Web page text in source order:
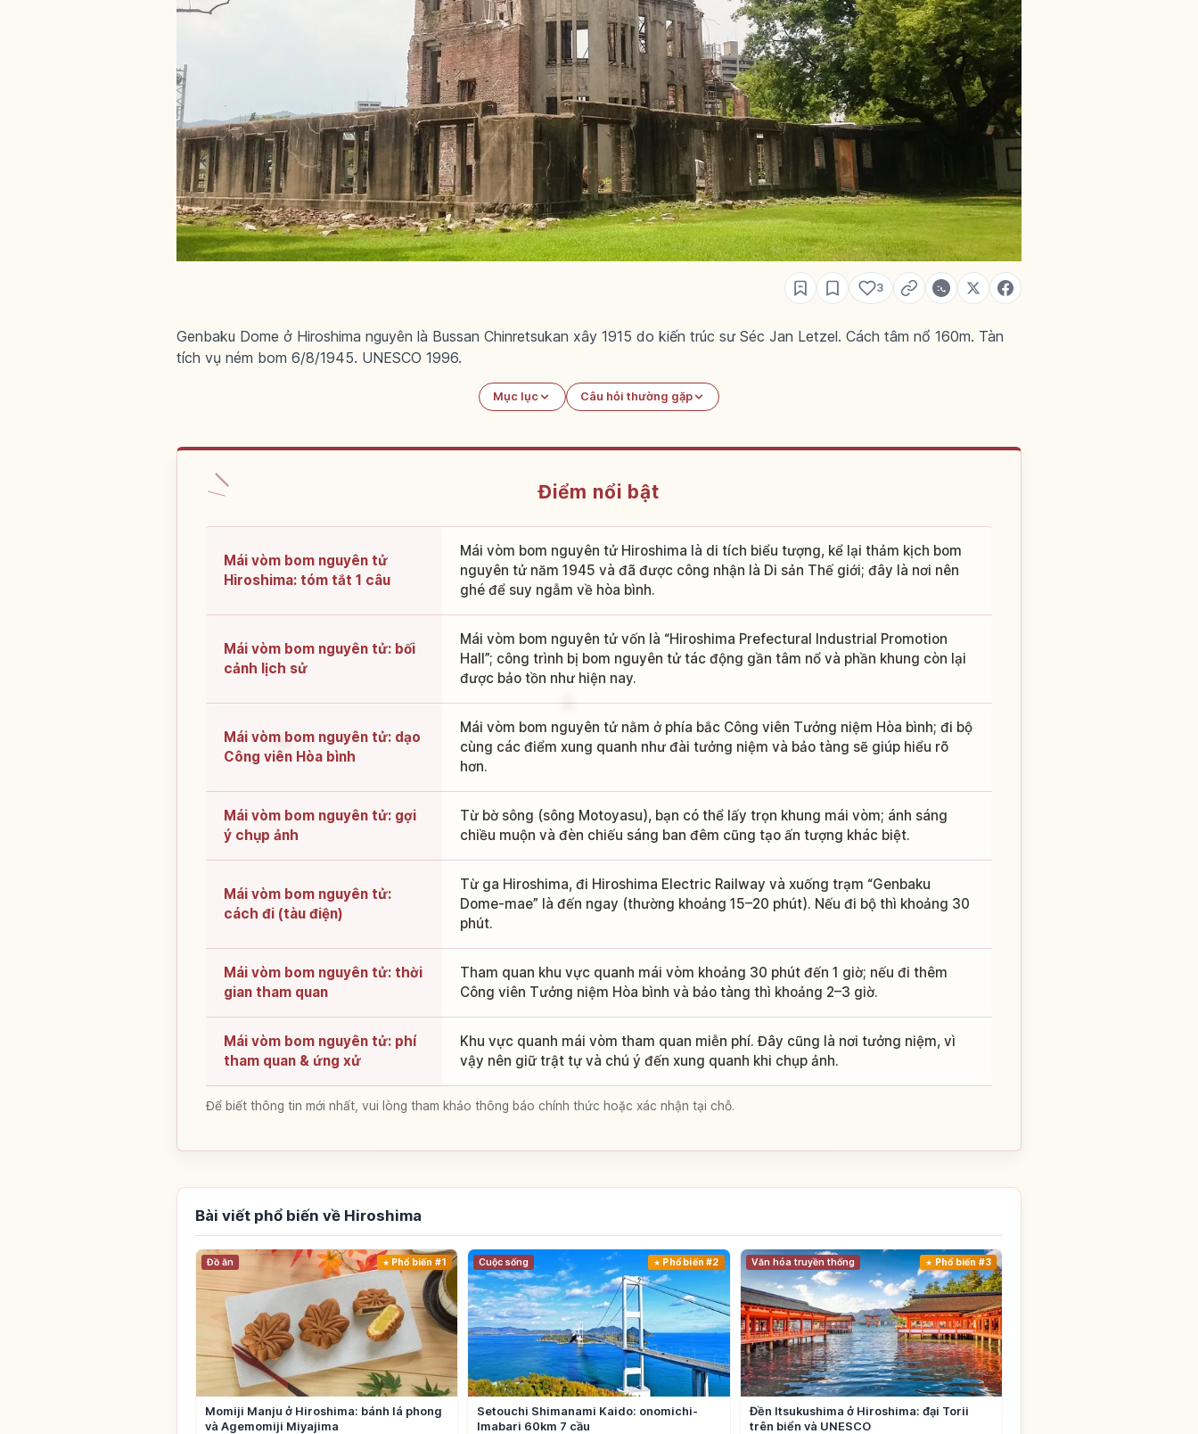
3
Genbaku Dome ở Hiroshima nguyên là Bussan Chinretsukan xây 1915 do kiến trúc sư Séc Jan Letzel. Cách tâm nổ 160m. Tàn
tích vụ ném bom 6/8/1945. UNESCO 1996.
Mục lục Câu hỏi thường gặp
Điểm nổi bật
Mái vòm bom nguyên tử
Hiroshima: tóm tắt 1 câu
Mái vòm bom nguyên tử Hiroshima là di tích biểu tượng, kể lại thảm kịch bom
nguyên tử năm 1945 và đã được công nhận là Di sản Thế giới; đây là nơi nên
ghé để suy ngẫm về hòa bình.
Mái vòm bom nguyên tử: bối
cảnh lịch sử
Mái vòm bom nguyên tử vốn là “Hiroshima Prefectural Industrial Promotion
Hall”; công trình bị bom nguyên tử tác động gần tâm nổ và phần khung còn lại
được bảo tồn như hiện nay.
Mái vòm bom nguyên tử: dạo
Công viên Hòa bình
Mái vòm bom nguyên tử nằm ở phía bắc Công viên Tưởng niệm Hòa bình; đi bộ
cùng các điểm xung quanh như đài tưởng niệm và bảo tàng sẽ giúp hiểu rõ
hơn.
Mái vòm bom nguyên tử: gợi
ý chụp ảnh
Từ bờ sông (sông Motoyasu), bạn có thể lấy trọn khung mái vòm; ánh sáng
chiều muộn và đèn chiếu sáng ban đêm cũng tạo ấn tượng khác biệt.
Mái vòm bom nguyên tử:
cách đi (tàu điện)
Từ ga Hiroshima, đi Hiroshima Electric Railway và xuống trạm “Genbaku
Dome-mae” là đến ngay (thường khoảng 15–20 phút). Nếu đi bộ thì khoảng 30
phút.
Mái vòm bom nguyên tử: thời
gian tham quan
Tham quan khu vực quanh mái vòm khoảng 30 phút đến 1 giờ; nếu đi thêm
Công viên Tưởng niệm Hòa bình và bảo tàng thì khoảng 2–3 giờ.
Mái vòm bom nguyên tử: phí
tham quan & ứng xử
Khu vực quanh mái vòm tham quan miễn phí. Đây cũng là nơi tưởng niệm, vì
vậy nên giữ trật tự và chú ý đến xung quanh khi chụp ảnh.
Để biết thông tin mới nhất, vui lòng tham khảo thông báo chính thức hoặc xác nhận tại chỗ.
Bài viết phổ biến về Hiroshima
Đồ ăn Phổ biến #1
Momiji Manju ở Hiroshima: bánh lá phong
và Agemomiji Miyajima
Cuộc sống Phổ biến #2
Setouchi Shimanami Kaido: onomichi-
Imabari 60km 7 cầu
Văn hóa truyền thống Phổ biến #3
Đền Itsukushima ở Hiroshima: đại Torii
trên biển và UNESCO